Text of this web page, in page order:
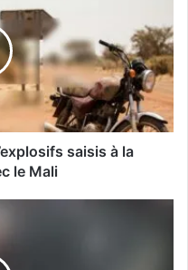
saisis à la
le Mali